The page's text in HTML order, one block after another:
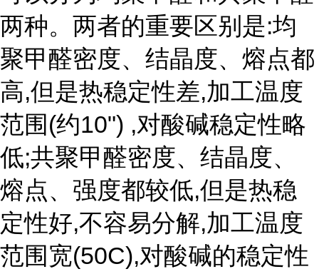
两种。两者的重要区别是:均
聚甲醛密度、结晶度、熔点都
高,但是热稳定性差,加工温度
范围(约10") ,对酸碱稳定性略
低;共聚甲醛密度、结晶度、
熔点、强度都较低,但是热稳
定性好,不容易分解,加工温度
范围宽(50C),对酸碱的稳定性